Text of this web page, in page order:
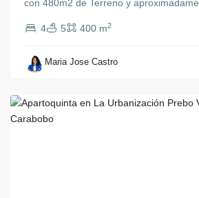
con 480m2 de Terreno y aproximadame
4 5 400 m2
Maria Jose Castro
Prebo,